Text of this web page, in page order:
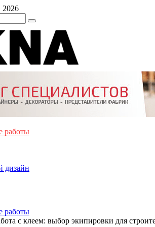
2026
работы
дизайн
работы
с клеем: выбор экипировки для